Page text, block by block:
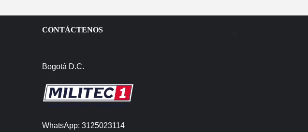
CONTÁCTENOS
Bogotá D.C.
WhatsApp: 3125023114